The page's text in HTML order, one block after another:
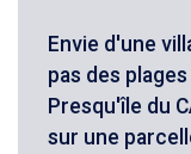
Envie d'une
pas des
Presqu'île du
sur une